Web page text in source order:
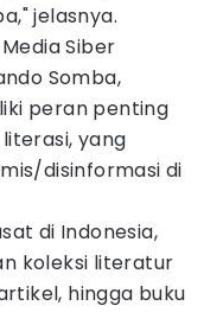
jelasnya.
Siber
Somba,
peran penting
yang
disinformasi di
di Indonesia,
koleksi literatur
hingga buku